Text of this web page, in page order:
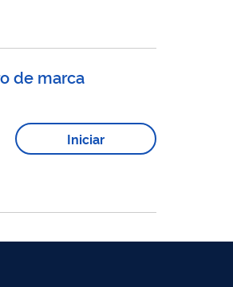
de marca
Iniciar